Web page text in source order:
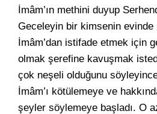
İmâm’ın methini duyup
Geceleyin bir kimsenin evinde
İmâm’dan istifade etmek için
olmak şerefine kavuşmak
çok neşeli olduğunu
İmâm’ı kötülemeye ve
şeyler söylemeye başladı. O